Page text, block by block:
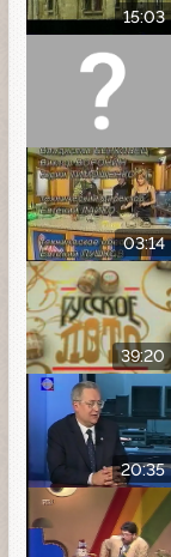
15:03
03:14
39:20
20:35